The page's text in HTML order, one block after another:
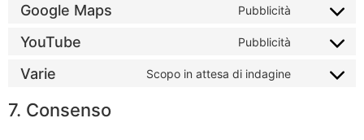
Google Maps Pubblicità
YouTube Pubblicità
Varie Scopo in attesa di indagine
7. Consenso